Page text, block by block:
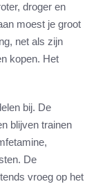
droger en
moest je groot
net als zijn
kopen. Het
bij. De
blijven trainen
De
vroeg op het